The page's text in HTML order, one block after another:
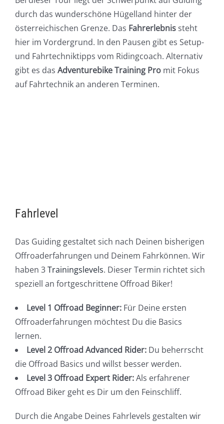
durch das wunderschöne Hügelland hinter der
österreichischen Grenze. Das Fahrerlebnissteht
hier im Vordergrund. In den Pausen gibt es Setup-
und Fahrtechniktipps vom Ridingcoach. Alternativ
gibt es das Adventurebike Training Pro mit Fokus
auf Fahrtechnik an anderen Terminen.
Fahrlevel
Das Guiding gestaltet sich nach Deinen bisherigen
Offroaderfahrungen und Deinem Fahrkönnen. Wir
haben 3Trainingslevels. Dieser Termin richtet sich
speziell an fortgeschrittene Offroad Biker!
Level 1 Offroad Beginner: Für Deine ersten
Offroaderfahrungen möchtest Du die Basics
lernen.
Level 2 Offroad Advanced Rider: Du beherrscht
die Offroad Basics und willst besser werden.
Level 3 Offroad Expert Rider:Als erfahrener
Offroad Biker geht es Dir um den Feinschliff.
Durch die Angabe Deines Fahrlevels gestalten wir